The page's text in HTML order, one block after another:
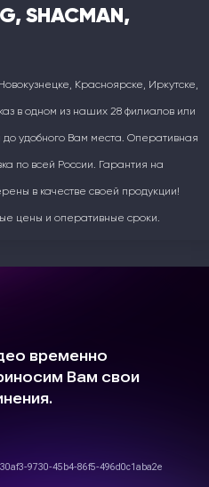
SHACMAN,
Красноярске, Иркутске,
в одном из наших 28 филиалов или
удобного Вам места. Оперативная
по всей России. Гарантия на
в качестве своей продукции!
цены и оперативные сроки.